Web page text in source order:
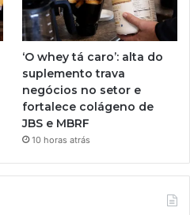
‘O whey tá caro’: alta do
suplemento trava
negócios no setor e
fortalece colágeno de
JBS e MBRF
10 horas atrás